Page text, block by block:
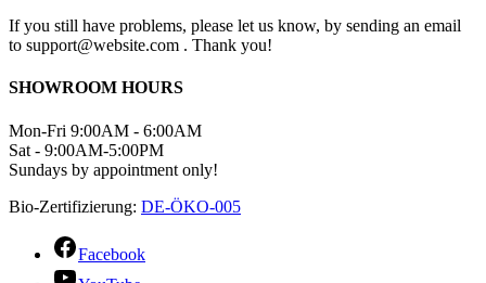
If you still have problems, please let us know, by sending an email
to support@website.com . Thank you!
SHOWROOM HOURS
Mon-Fri 9:00AM - 6:00AM
Sat - 9:00AM-5:00PM
Sundays by appointment only!
Bio-Zertifizierung: DE-ÖKO-005
Facebook